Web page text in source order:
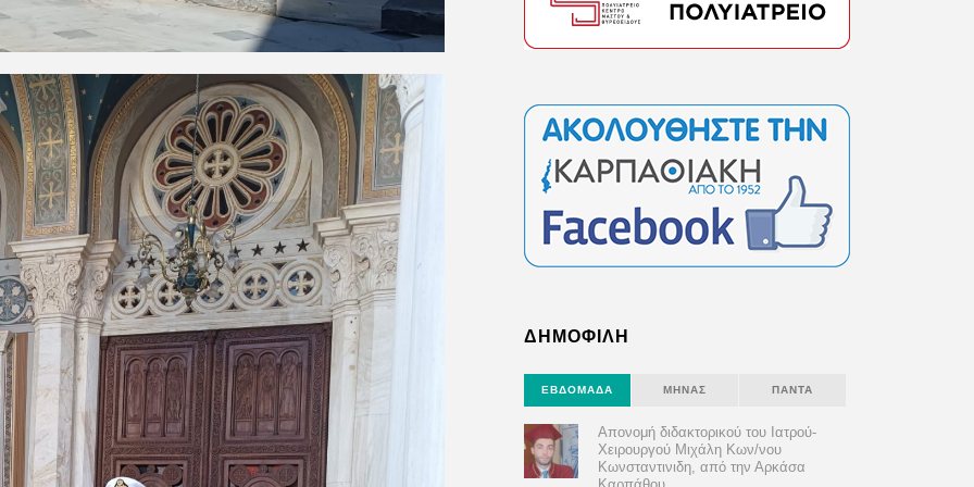
ΔΗΜΟΦΙΛΗ
ΕΒΔΟΜΆΔΑ ΜΉΝΑΣ ΠΆΝΤΑ
Απονομή διδακτορικού του Ιατρού-
Χειρουργού Μιχάλη Κων/νου
Κωνσταντινιδη, από την Αρκάσα